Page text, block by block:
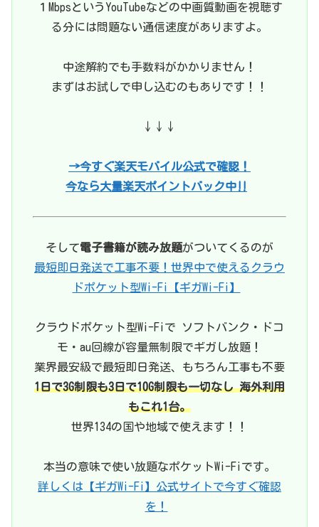
１MbpsというYouTubeなどの中画質動画を視聴す
る分には問題ない通信速度がありますよ。
中途解約でも手数料がかかりません！
まずはお試しで申し込むのもありです！！
↓↓↓
→今すぐ楽天モバイル公式で確認！
今なら大量楽天ポイントバック中‼
そして電子書籍が読み放題がついてくるのが
最短即日発送で工事不要！世界中で使えるクラウ
ドポケット型Wi-Fi【ギガWi-Fi】
クラウドポケット型Wi-Fiで ソフトバンク・ドコ
モ・au回線が容量無制限でギガし放題！
業界最安級で最短即日発送、もちろん工事も不要
1日で3G制限も3日で10G制限も一切なし 海外利用
もこれ1台。
世界134の国や地域で使えます！！
本当の意味で使い放題なポケットWi-Fiです。
詳しくは【ギガWi-Fi】公式サイトで今すぐ確認
を！